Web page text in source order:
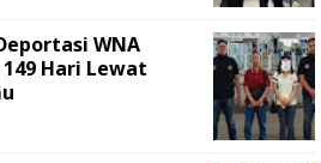
WNA
Hari Lewat